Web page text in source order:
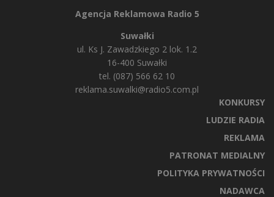
Agencja Reklamowa Radio 5
Suwałki
ul. Ks J. Zawadzkiego 2 lok. 1.2
16-400 Suwałki
tel. (087) 566 62 10
reklama.suwalki@radio5.com.pl
KONKURSY
LUDZIE RADIA
REKLAMA
PATRONAT MEDIALNY
POLITYKA PRYWATNOŚCI
NADAWCA